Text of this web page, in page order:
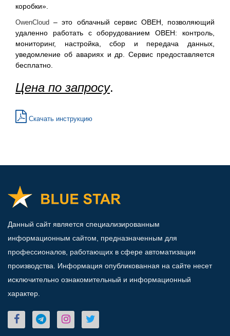
коробки».
OwenCloud – это облачный сервис ОВЕН, позволяющий
удаленно работать с оборудованием ОВЕН: контроль,
мониторинг, настройка, сбор и передача данных,
уведомление об авариях и др. Сервис предоставляется
бесплатно.
Цена по запросу.
Скачать инструкцию
Данный сайт является специализированным
информационным сайтом, предназначенным для
профессионалов, работающих в сфере автоматизации
производства. Информация опубликованная на сайте несет
исключительно ознакомительный и информационный
характер.